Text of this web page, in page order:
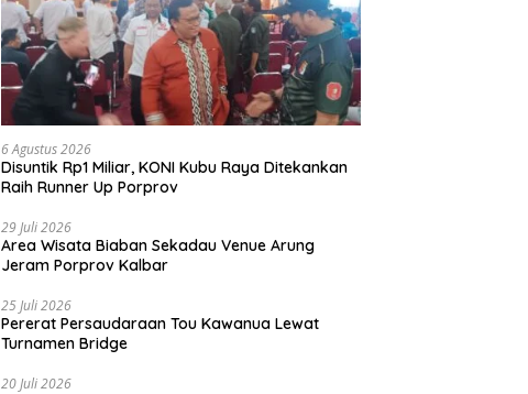
6 Agustus 2026
Disuntik Rp1 Miliar, KONI Kubu Raya Ditekankan
Raih Runner Up Porprov
29 Juli 2026
Area Wisata Biaban Sekadau Venue Arung
Jeram Porprov Kalbar
25 Juli 2026
Pererat Persaudaraan Tou Kawanua Lewat
Turnamen Bridge
20 Juli 2026